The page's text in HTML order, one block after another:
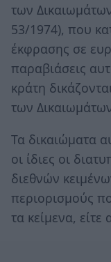
των
53/1974), που
έκφρασης σε
παραβιάσεις
κράτη
των
Τα δικαιώματα
οι ίδιες οι
διεθνών
περιορισμούς
τα κείμενα,